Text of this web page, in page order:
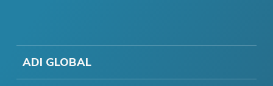
ADI GLOBAL